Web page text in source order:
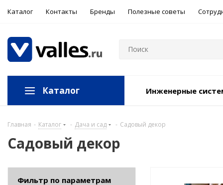
Каталог Контакты Бренды Полезные советы
Каталог Инженерные
Главная - Каталог - Дача и сад - Садовый декор
Садовый декор
Фильтр по параметрам